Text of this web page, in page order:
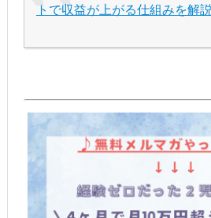
トで収益が上がる仕組みを解